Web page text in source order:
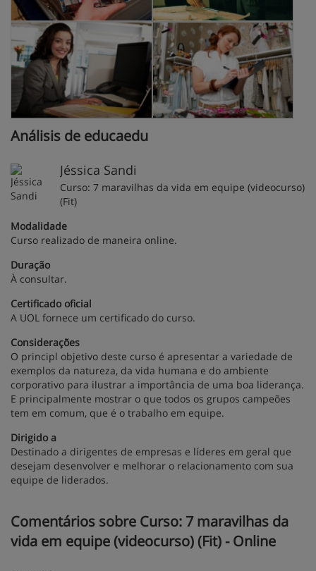
Análisis de educaedu
Jéssica Sandi
Curso: 7 maravilhas da vida em equipe (videocurso)
(Fit)
Modalidade
Curso realizado de maneira online.
Duração
À consultar.
Certificado oficial
A UOL fornece um certificado do curso.
Considerações
O principl objetivo deste curso é apresentar a variedade de
exemplos da natureza, da vida humana e do ambiente
corporativo para ilustrar a importância de uma boa liderança.
E principalmente mostrar o que todos os grupos campeões
tem em comum, que é o trabalho em equipe.
Dirigido a
Destinado a dirigentes de empresas e líderes em geral que
desejam desenvolver e melhorar o relacionamento com sua
equipe de liderados.
Comentários sobre Curso: 7 maravilhas da
vida em equipe (videocurso) (Fit) - Online